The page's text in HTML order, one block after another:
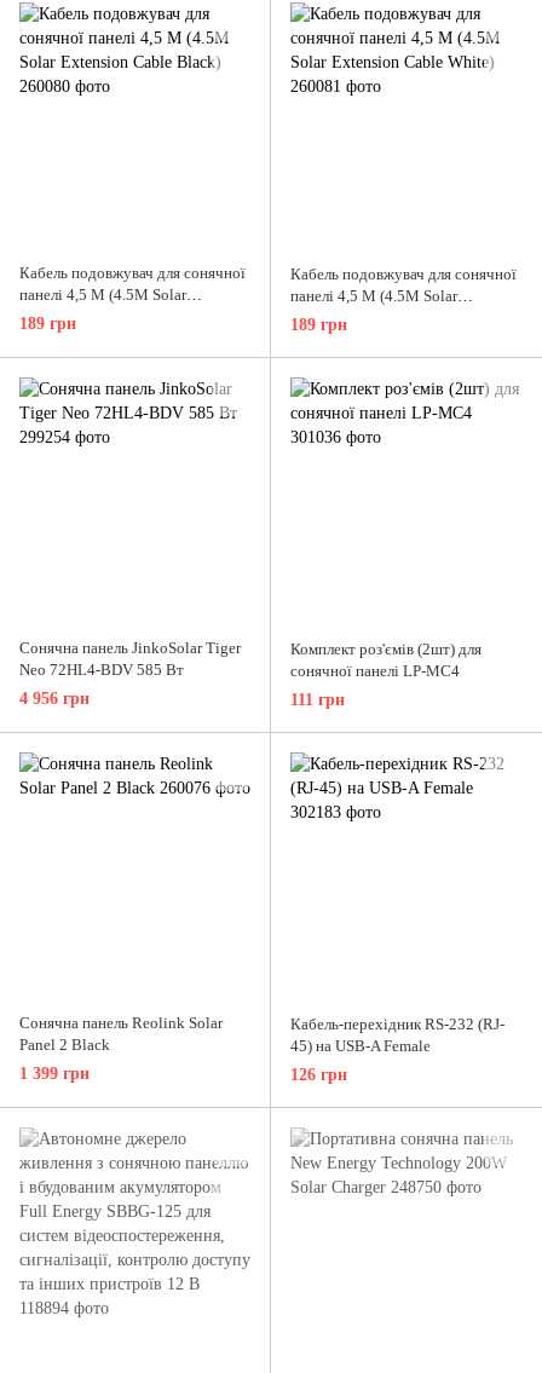
Кабель подовжувач для сонячної
панелі 4,5 М (4.5M Solar
Extension Cable Black)
189 грн
Кабель подовжувач для сонячної
панелі 4,5 М (4.5M Solar
Extension Cable White)
189 грн
Сонячна панель JinkoSolar Tiger
Neo 72HL4-BDV 585 Вт
4 956 грн
Комплект роз'ємів (2шт) для
сонячної панелі LP-MC4
111 грн
Сонячна панель Reolink Solar
Panel 2 Black
1 399 грн
Кабель-перехідник RS-232 (RJ-
45) на USB-A Female
126 грн